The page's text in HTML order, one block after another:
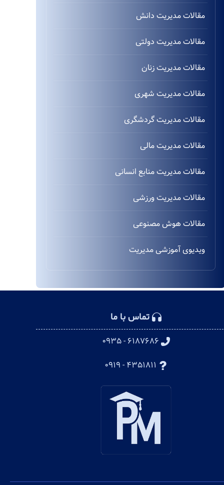
مقالات مدیریت دانش
مقالات مدیریت دولتی
مقالات مدیریت زنان
مقالات مدیریت شهری
مقالات مدیریت گردشگری
مقالات مدیریت مالی
مقالات مدیریت منابع انسانی
مقالات مدیریت ورزشی
مقالات هوش مصنوعی
ویدیوی آموزشی مدیریت
تماس با ما
۶۱۸۷۶۸۶ - ۰۹۳۵